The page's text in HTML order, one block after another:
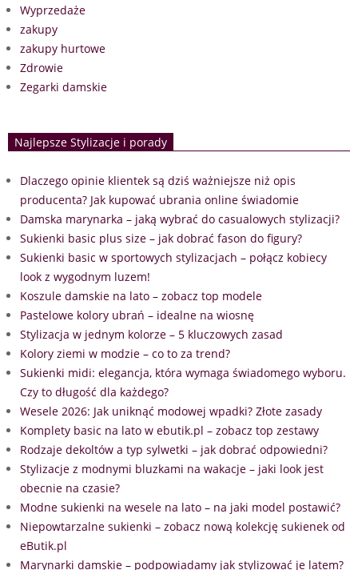
Wyprzedaże
zakupy
zakupy hurtowe
Zdrowie
Zegarki damskie
Najlepsze Stylizacje i porady
Dlaczego opinie klientek są dziś ważniejsze niż opis
producenta? Jak kupować ubrania online świadomie
Damska marynarka – jaką wybrać do casualowych stylizacji?
Sukienki basic plus size – jak dobrać fason do figury?
Sukienki basic w sportowych stylizacjach – połącz kobiecy
look z wygodnym luzem!
Koszule damskie na lato – zobacz top modele
Pastelowe kolory ubrań – idealne na wiosnę
Stylizacja w jednym kolorze – 5 kluczowych zasad
Kolory ziemi w modzie – co to za trend?
Sukienki midi: elegancja, która wymaga świadomego wyboru.
Czy to długość dla każdego?
Wesele 2026: Jak uniknąć modowej wpadki? Złote zasady
Komplety basic na lato w ebutik.pl – zobacz top zestawy
Rodzaje dekoltów a typ sylwetki – jak dobrać odpowiedni?
Stylizacje z modnymi bluzkami na wakacje – jaki look jest
obecnie na czasie?
Modne sukienki na wesele na lato – na jaki model postawić?
Niepowtarzalne sukienki – zobacz nową kolekcję sukienek od
eButik.pl
Marynarki damskie – podpowiadamy jak stylizować je latem?